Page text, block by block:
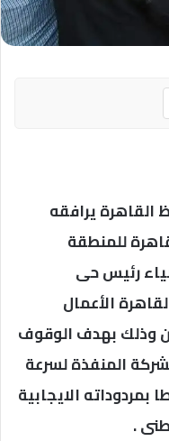
القاهرة يرافقه
للمنطقة
رئيس حى
الأعمال
وذلك بهدف الوقوف
المنفذة لسرعة
بمردوداته الايجابية
.